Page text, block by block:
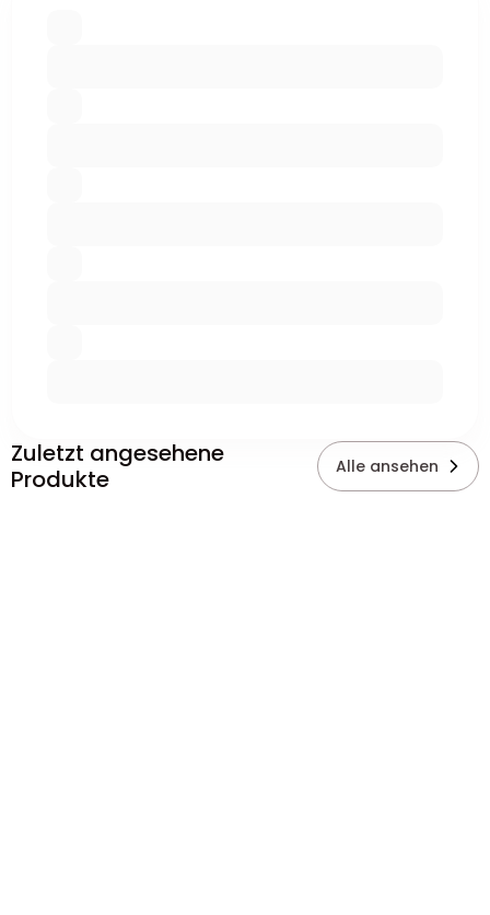
Zuletzt angesehene
Produkte
Alle ansehen